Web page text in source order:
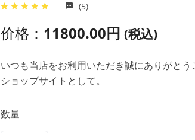
(5)
价格： 11800.00円 (税込)
いつも当店をお利用いただき誠にありがと
ショップサイトとして。
数量